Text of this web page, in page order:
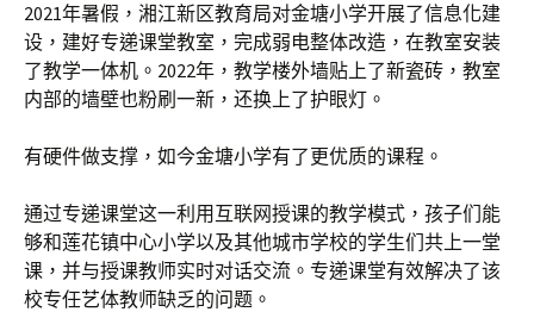
2021年暑假，湘江新区教育局对金塘小学开展了信息化建
设，建好专递课堂教室，完成弱电整体改造，在教室安装
了教学一体机。2022年，教学楼外墙贴上了新瓷砖，教室
内部的墙壁也粉刷一新，还换上了护眼灯。
有硬件做支撑，如今金塘小学有了更优质的课程。
通过专递课堂这一利用互联网授课的教学模式，孩子们能
够和莲花镇中心小学以及其他城市学校的学生们共上一堂
课，并与授课教师实时对话交流。专递课堂有效解决了该
校专任艺体教师缺乏的问题。